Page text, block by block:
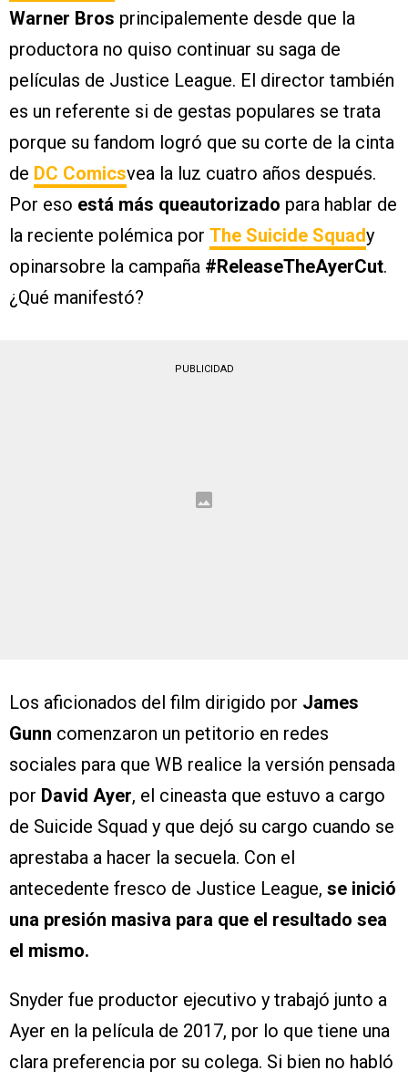
Warner Bros principalemente desde que la
productora no quiso continuar su saga de
películas de Justice League. El director también
es un referente si de gestas populares se trata
porque su fandom logró que su corte de la cinta
de DC Comicsvea la luz cuatro años después.
Por eso está más queautorizado para hablar de
la reciente polémica por The Suicide Squady
opinarsobre la campaña #ReleaseTheAyerCut.
¿Qué manifestó?
PUBLICIDAD
Los aficionados del film dirigido por James
Gunn comenzaron un petitorio en redes
sociales para que WB realice la versión pensada
por David Ayer, el cineasta que estuvo a cargo
de Suicide Squad y que dejó su cargo cuando se
aprestaba a hacer la secuela. Con el
antecedente fresco de Justice League, se inició
una presión masiva para que el resultado sea
el mismo.
Snyder fue productor ejecutivo y trabajó junto a
Ayer en la película de 2017, por lo que tiene una
clara preferencia por su colega. Si bien no habló